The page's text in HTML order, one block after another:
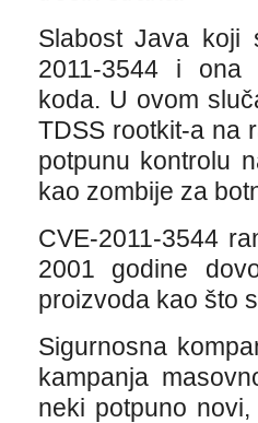
Slabost Java koji
2011-3544 i ona
koda. U ovom
TDSS rootkit-a na
potpunu kontrolu
kao zombije za
CVE-2011-3544
2001 godine
proizvoda kao što
Sigurnosna
kampanja
neki potpuno